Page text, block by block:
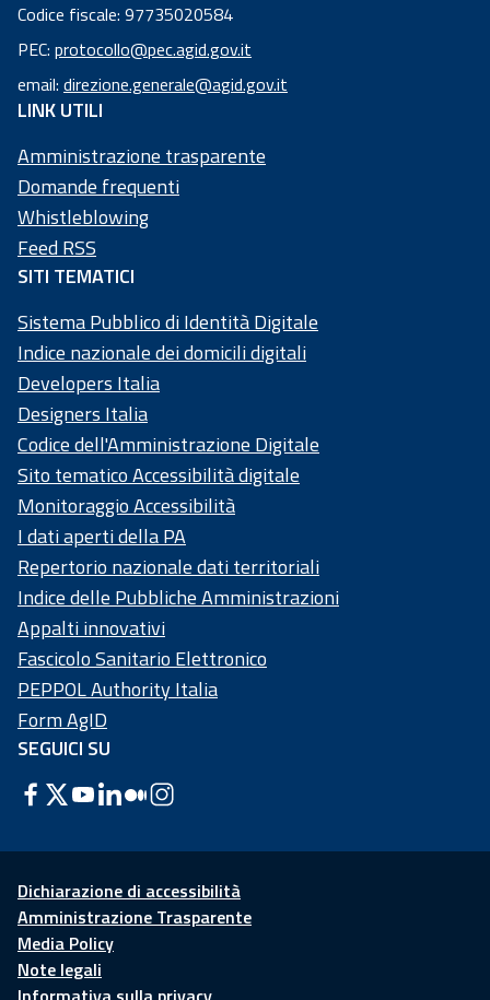
Codice fiscale: 97735020584
Codice
fiscale:
97
73
50
20
58
4
PEC: protocollo@pec.agid.gov.it
email: direzione.generale@agid.gov.it
LINK UTILI
Amministrazione trasparente
Domande frequenti
Whistleblowing
Feed RSS
SITI TEMATICI
Sistema Pubblico di Identità Digitale
Indice nazionale dei domicili digitali
Developers Italia
Designers Italia
Codice dell'Amministrazione Digitale
Sito tematico Accessibilità digitale
Monitoraggio Accessibilità
I dati aperti della PA
Repertorio nazionale dati territoriali
Indice delle Pubbliche Amministrazioni
Appalti innovativi
Fascicolo Sanitario Elettronico
PEPPOL Authority Italia
Form AgID
SEGUICI SU
Dichiarazione di accessibilità
Amministrazione Trasparente
Media Policy
Note legali